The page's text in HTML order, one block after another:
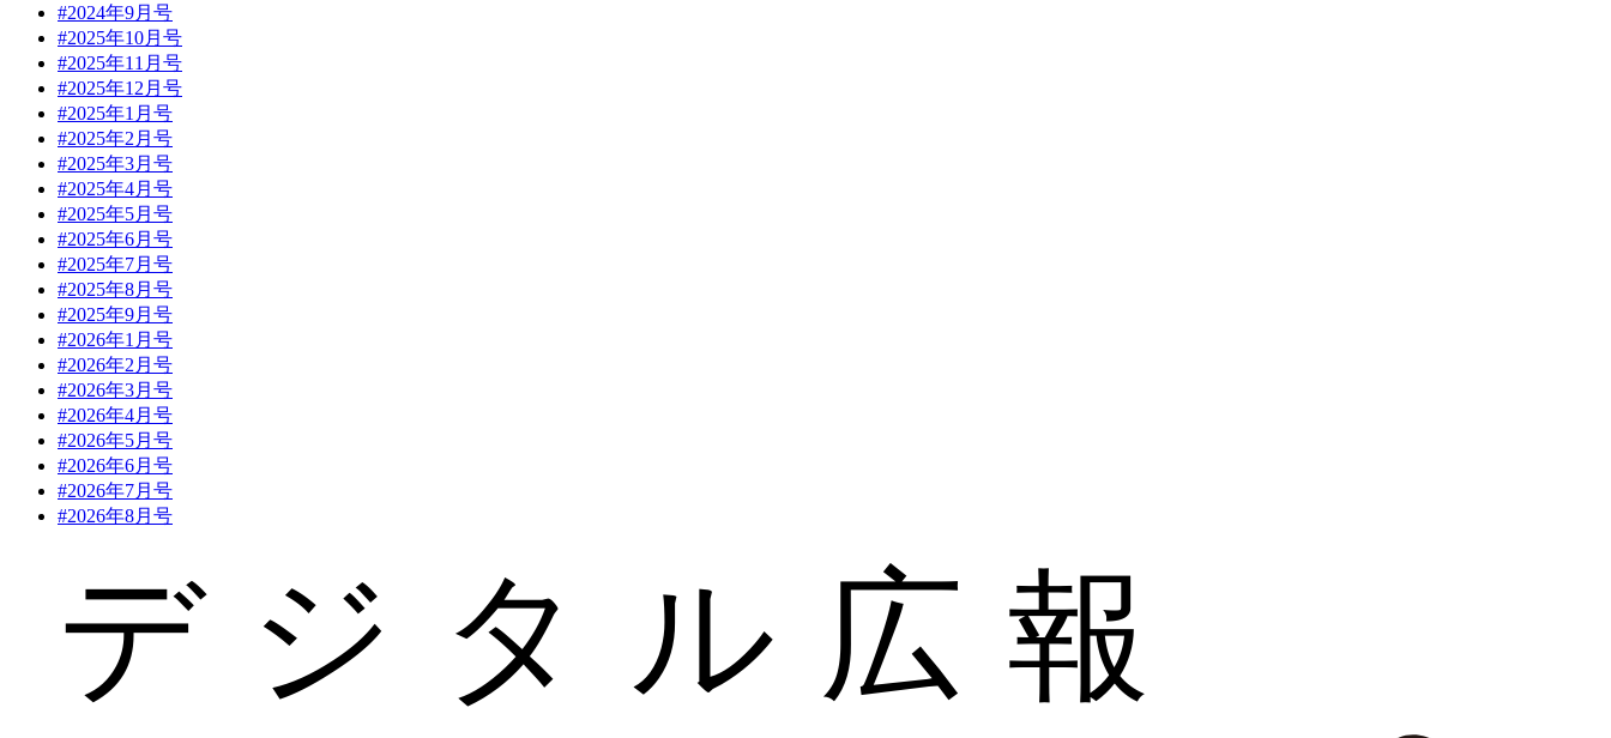
#2024年9月号
#2025年10月号
#2025年11月号
#2025年12月号
#2025年1月号
#2025年2月号
#2025年3月号
#2025年4月号
#2025年5月号
#2025年6月号
#2025年7月号
#2025年8月号
#2025年9月号
#2026年1月号
#2026年2月号
#2026年3月号
#2026年4月号
#2026年5月号
#2026年6月号
#2026年7月号
#2026年8月号